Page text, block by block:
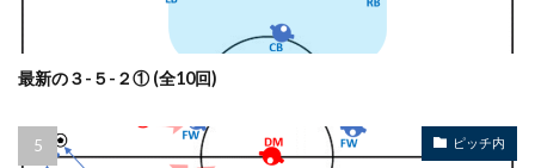
最新の３-５-２① (全10回)
ピッチ内